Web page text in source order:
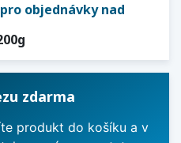
objednávky nad
zdarma
produkt do košíku a v